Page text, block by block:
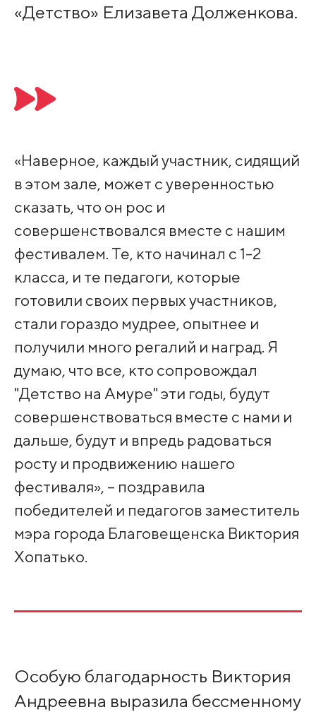
«Детство» Елизавета Долженкова.
«Наверное, каждый участник, сидящий
в этом зале, может с уверенностью
сказать, что он рос и
совершенствовался вместе с нашим
фестивалем. Те, кто начинал с 1-2
класса, и те педагоги, которые
готовили своих первых участников,
стали гораздо мудрее, опытнее и
получили много регалий и наград. Я
думаю, что все, кто сопровождал
"Детство на Амуре" эти годы, будут
совершенствоваться вместе с нами и
дальше, будут и впредь радоваться
росту и продвижению нашего
фестиваля», – поздравила
победителей и педагогов заместитель
мэра города Благовещенска Виктория
Хопатько.
Особую благодарность Виктория
Андреевна выразила бессменному